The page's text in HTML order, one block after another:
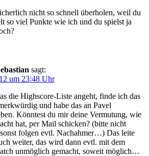
nicht so schnell überholen, weil du
so viel Punkte wie ich und du spielst ja
sagt:
um 23:48 Uhr
die Highscore-Liste angeht, finde ich das
und habe das an Pavel
Könntest du mir deine Vermutung, wie
hat, per Mail schicken? (bitte nicht
folgen evtl. Nachahmer…) Das leite
weiter, das wird dann evtl. mit dem
unmöglich gemacht, soweit möglich…